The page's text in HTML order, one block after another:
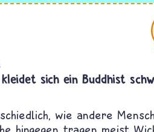
kleidet sich ein Buddhist
wie andere